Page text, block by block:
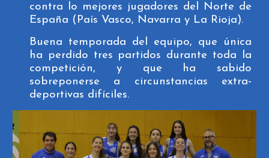
contra lo mejores jugadores del Norte de
España (País Vasco, Navarra y La Rioja).
Buena temporada del equipo, que única
ha perdido tres partidos durante toda la
competición, y que ha sabido
sobreponerse a circunstancias extra-
deportivas difíciles.